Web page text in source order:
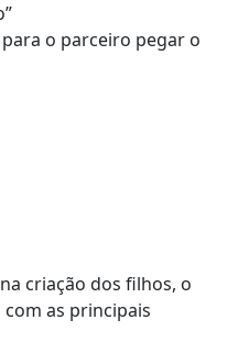
o parceiro pegar o
criação dos filhos, o
as principais